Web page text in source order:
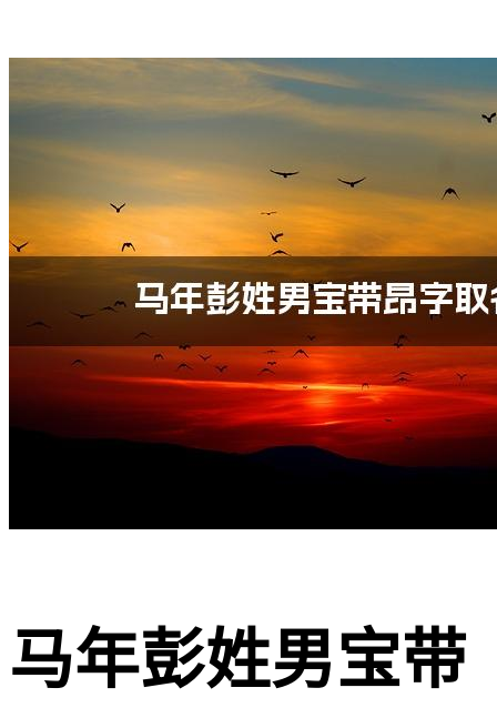
马年彭姓男宝带